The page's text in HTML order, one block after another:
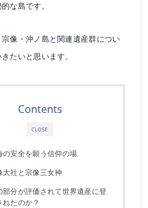
な島です。
像・沖ノ島と関連遺産群につい
たいと思います。
CLOSE
Contents
の安全を願う信仰の場
大社と宗像三女神
部分が評価されて世界遺産に登
れたのか？